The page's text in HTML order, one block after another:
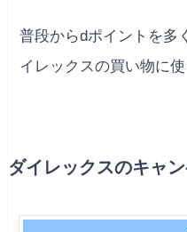
普段からdポイントを多
イレックスの買い物に
ダイレックスのキャ